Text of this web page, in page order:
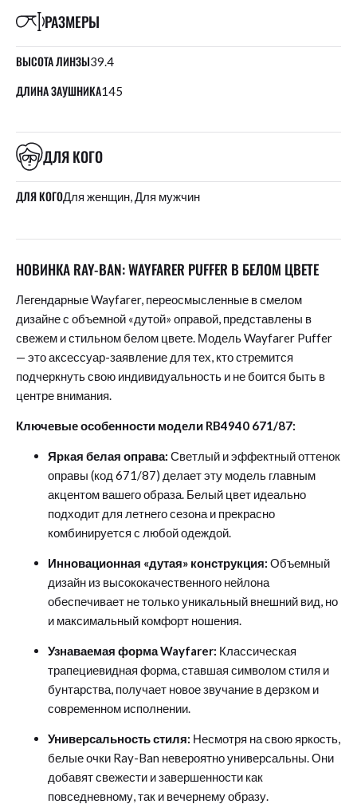
РАЗМЕРЫ
ВЫСОТА ЛИНЗЫ39.4
ДЛИНА ЗАУШНИКА145
ДЛЯ КОГО
ДЛЯ КОГОДля женщин, Для мужчин
НОВИНКА RAY-BAN: WAYFARER PUFFER В БЕЛОМ ЦВЕТЕ
Легендарные Wayfarer, переосмысленные в смелом
дизайне с объемной «дутой» оправой, представлены в
свежем и стильном белом цвете. Модель Wayfarer Puffer
— это аксессуар-заявление для тех, кто стремится
подчеркнуть свою индивидуальность и не боится быть в
центре внимания.
Ключевые особенности модели RB4940 671/87:
Яркая белая оправа: Светлый и эффектный оттенок
оправы (код 671/87) делает эту модель главным
акцентом вашего образа. Белый цвет идеально
подходит для летнего сезона и прекрасно
комбинируется с любой одеждой.
Инновационная «дутая» конструкция: Объемный
дизайн из высококачественного нейлона
обеспечивает не только уникальный внешний вид, но
и максимальный комфорт ношения.
Узнаваемая форма Wayfarer: Классическая
трапециевидная форма, ставшая символом стиля и
бунтарства, получает новое звучание в дерзком и
современном исполнении.
Универсальность стиля: Несмотря на свою яркость,
белые очки Ray-Ban невероятно универсальны. Они
добавят свежести и завершенности как
повседневному, так и вечернему образу.